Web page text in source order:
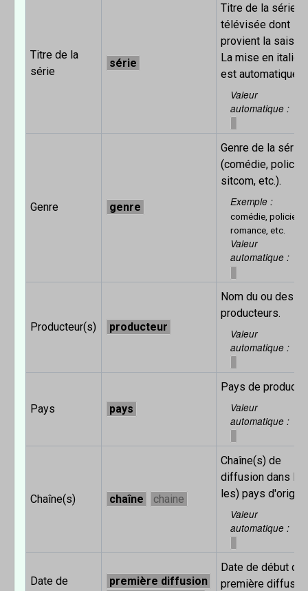
Titre de la
série
série
Titre de la série
télévisée dont
provient la saison.
La mise en
est automatique.
Valeur
automatique
Genre genre
Genre de la série
(comédie, policier,
sitcom, etc.).
Exemple
comédie, policier,
romance, etc.
Valeur
automatique
Producteur(s) producteur
Nom du ou des
producteurs.
Valeur
automatique
Pays pays
Pays de
Valeur
automatique
Chaîne(s) chaîne chaine
Chaîne(s) de
diffusion dans le
les) pays
Valeur
automatique
Date de
première diffusion
Date de début de
première